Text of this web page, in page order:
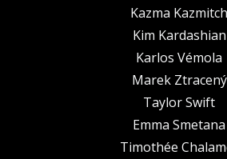
Kazma Kazmitch
Kim Kardashian
Karlos Vémola
Marek Ztracený
Taylor Swift
Emma Smetana
Timothée